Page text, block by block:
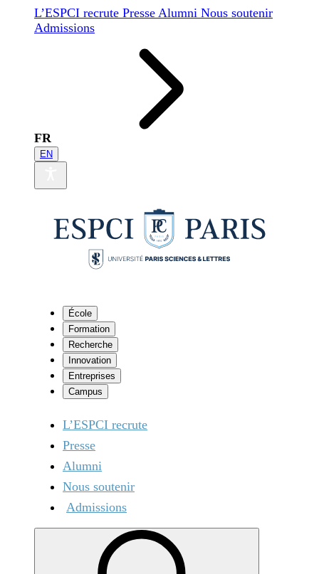
L’ESPCI recrute Presse Alumni Nous soutenir
Admissions
FR
EN
École
Formation
Recherche
Innovation
Entreprises
Campus
L’ESPCI recrute
Presse
Alumni
Nous soutenir
Admissions